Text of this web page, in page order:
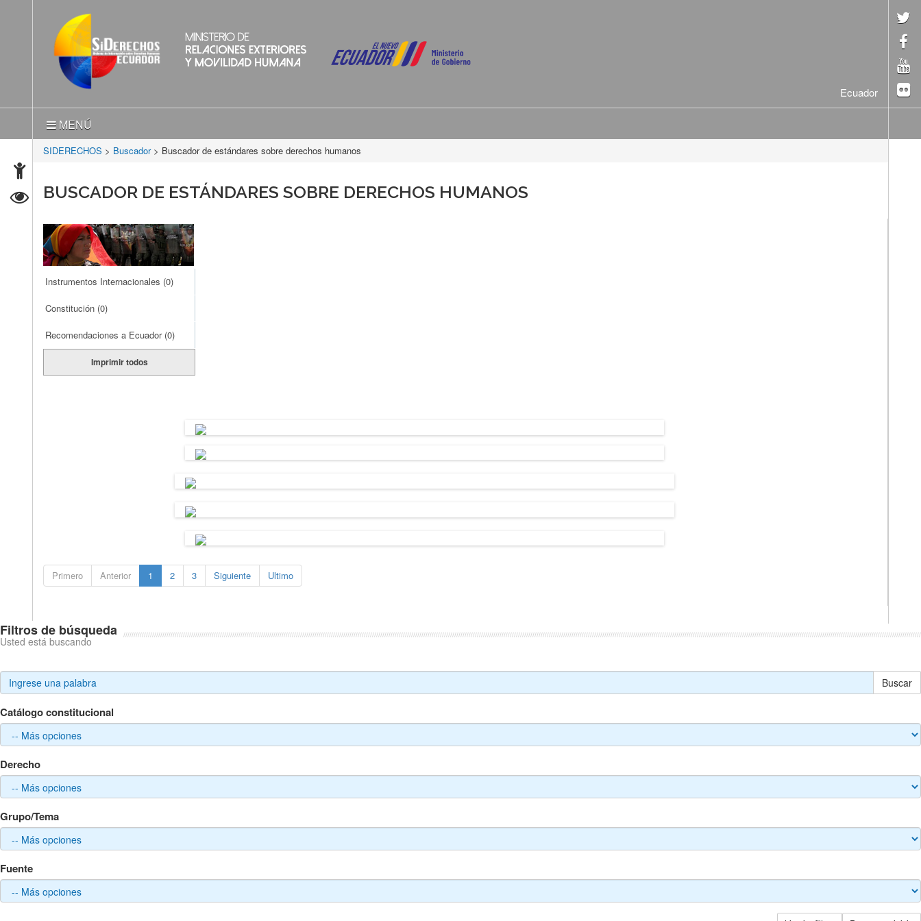
Ecuador
MENÚ
SIDERECHOS > Buscador > Buscador de estándares sobre derechos humanos
BUSCADOR DE ESTÁNDARES SOBRE DERECHOS HUMANOS
Instrumentos Internacionales (0)
Constitución (0)
Recomendaciones a Ecuador (0)
Imprimir todos
Primero Anterior 1 2 3 Siguiente Ultimo
Filtros de búsqueda
Usted está buscando
Buscar
Catálogo constitucional
Derecho
Grupo/Tema
Fuente